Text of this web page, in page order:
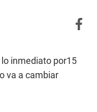
inmediato por15
va a cambiar